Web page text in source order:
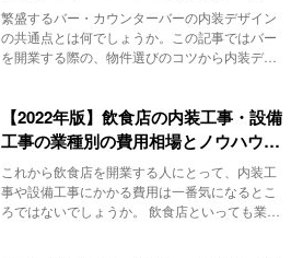
時の物件選びから業者選びまで徹底解
説！
繁盛するバー・カウンターバーの内装デザイン
の共通点とは何でしょうか。この記事ではバー
を開業する際の、物件選びのコツから内装デザ
【2022年版】飲食店の内装工事・設備
工事の業種別の費用相場とノウハウを
徹底解説
これから飲食店を開業する人にとって、内装工
事や設備工事にかかる費用は一番気になるとこ
ろではないでしょうか。 飲食店といっても業種